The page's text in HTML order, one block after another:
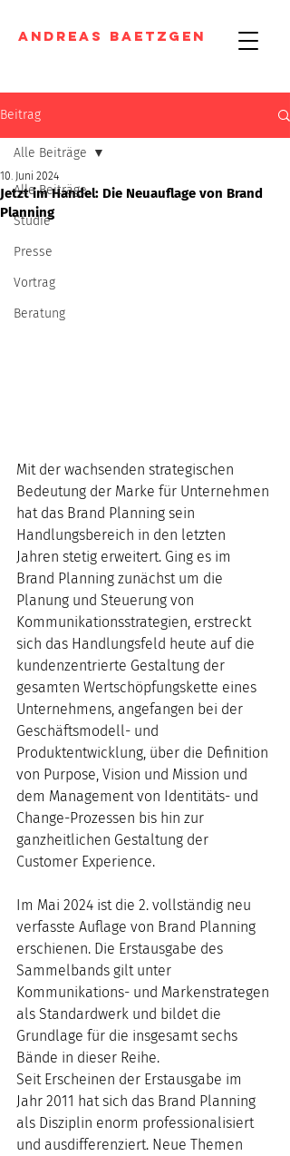
Andreas Baetzgen
Beitrag
Alle Beiträge
Studie
Presse
Vortrag
Beratung
Alle Beiträge
Jetzt im Handel: Die Neuauflage von Brand
Planning
10. Juni 2024
Mit der wachsenden strategischen
Bedeutung der Marke für Unternehmen
hat das Brand Planning sein
Handlungsbereich in den letzten
Jahren stetig erweitert. Ging es im
Brand Planning zunächst um die
Planung und Steuerung von
Kommunikationsstrategien, erstreckt
sich das Handlungsfeld heute auf die
kundenzentrierte Gestaltung der
gesamten Wertschöpfungskette eines
Unternehmens, angefangen bei der
Geschäftsmodell- und
Produktentwicklung, über die Definition
von Purpose, Vision und Mission und
dem Management von Identitäts- und
Change-Prozessen bis hin zur
ganzheitlichen Gestaltung der
Customer Experience.
Im Mai 2024 ist die 2. vollständig neu
verfasste Auflage von Brand Planning
erschienen. Die Erstausgabe des
Sammelbands gilt unter
Kommunikations- und Markenstrategen
als Standardwerk und bildet die
Grundlage für die insgesamt sechs
Bände in dieser Reihe.
Seit Erscheinen der Erstausgabe im
Jahr 2011 hat sich das Brand Planning
als Disziplin enorm professionalisiert
und ausdifferenziert. Neue Themen